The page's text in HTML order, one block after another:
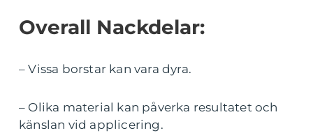
Overall Nackdelar:
– Vissa borstar kan vara dyra.
– Olika material kan påverka resultatet och
känslan vid applicering.